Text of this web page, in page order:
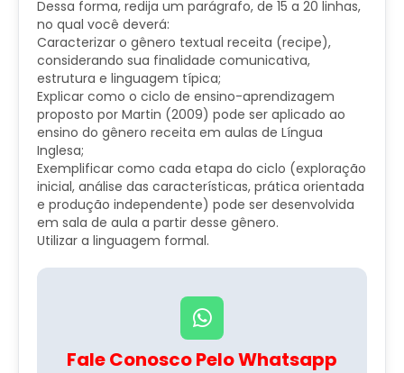
Dessa forma, redija um parágrafo, de 15 a 20 linhas,
no qual você deverá:
Caracterizar o gênero textual receita (recipe),
considerando sua finalidade comunicativa,
estrutura e linguagem típica;
Explicar como o ciclo de ensino-aprendizagem
proposto por Martin (2009) pode ser aplicado ao
ensino do gênero receita em aulas de Língua
Inglesa;
Exemplificar como cada etapa do ciclo (exploração
inicial, análise das características, prática orientada
e produção independente) pode ser desenvolvida
em sala de aula a partir desse gênero.
Utilizar a linguagem formal.
Fale Conosco Pelo Whatsapp